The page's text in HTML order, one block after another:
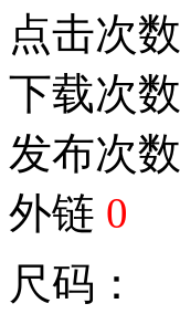
点击次数
下载次数
发布次数
外链 0
尺码：